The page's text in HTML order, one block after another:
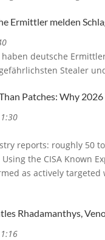
Ermittler melden
deutsche
Stealer
Patches: Why
reports: roughly 50
the CISA Known
as actively
Rhadamanthys,